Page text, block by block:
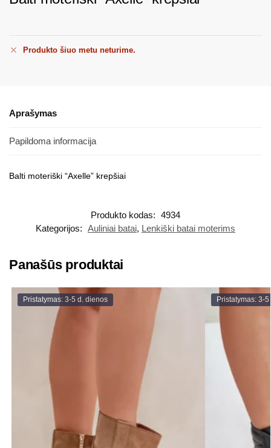
Produkto šiuo metu neturime.
Aprašymas
Papildoma informacija
Balti moteriški “Axelle” krepšiai
Produkto kodas: 4934
Kategorijos: Auliniai batai, Lenkiški batai moterims
Panašūs produktai
Pristatymas: 3-5 d. dienos Pristatymas: 3-